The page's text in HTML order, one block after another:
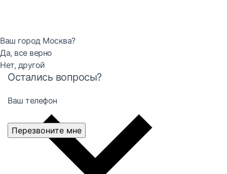
Ваш город Москва?
Да, все верно
Нет, другой
Остались вопросы?
Ваш телефон
Перезвоните мне